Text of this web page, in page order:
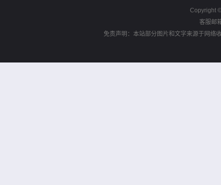
Copyright
客服邮
免责声明：本站部分图片和文字来源于网络